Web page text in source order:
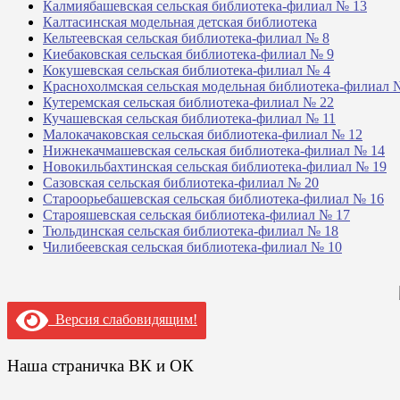
Калмиябашевская сельская библиотека-филиал № 13
Калтасинская модельная детская библиотека
Кельтеевская сельская библиотека-филиал № 8
Киебаковская сельская библиотека-филиал № 9
Кокушевская сельская библиотека-филиал № 4
Краснохолмская сельская модельная библиотека-филиал
Кутеремская сельская библиотека-филиал № 22
Кучашевская сельская библиотека-филиал № 11
Малокачаковская сельская библиотека-филиал № 12
Нижнекачмашевская сельская библиотека-филиал № 14
Новокильбахтинская сельская библиотека-филиал № 19
Сазовская сельская библиотека-филиал № 20
Староорьебашевская сельская библиотека-филиал № 16
Старояшевская сельская библиотека-филиал № 17
Тюльдинская сельская библиотека-филиал № 18
Чилибеевская сельская библиотека-филиал № 10
Версия слабовидящим!
Наша страничка ВК и ОК